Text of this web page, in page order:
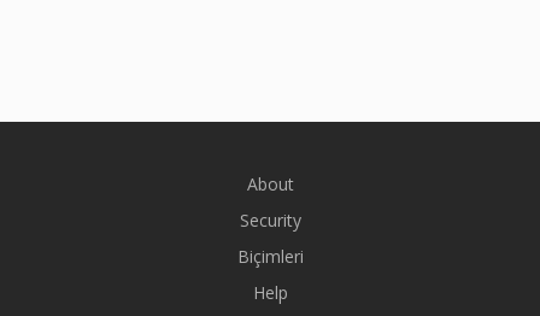
About
Security
Biçimleri
Help